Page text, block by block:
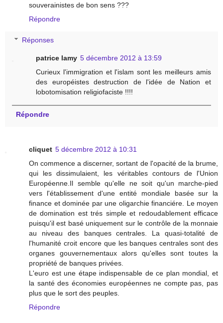
souverainistes de bon sens ???
Répondre
Réponses
patrice lamy 5 décembre 2012 à 13:59
Curieux l'immigration et l'islam sont les meilleurs amis
des européistes destruction de l'idée de Nation et
lobotomisation religiofaciste !!!!
Répondre
cliquet 5 décembre 2012 à 10:31
On commence a discerner, sortant de l'opacité de la brume,
qui les dissimulaient, les véritables contours de l'Union
Européenne.Il semble qu'elle ne soit qu'un marche-pied
vers l'établissement d'une entité mondiale basée sur la
finance et dominée par une oligarchie financiére. Le moyen
de domination est trés simple et redoudablement efficace
puisqu'il est basé uniquement sur le contrôle de la monnaie
au niveau des banques centrales. La quasi-totalité de
l'humanité croit encore que les banques centrales sont des
organes gouvernementaux alors qu'elles sont toutes la
propriété de banques privées.
L'euro est une étape indispensable de ce plan mondial, et
la santé des économies européennes ne compte pas, pas
plus que le sort des peuples.
Répondre